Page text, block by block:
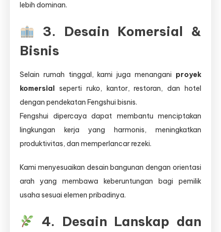
lebih dominan.
3. Desain Komersial &
Bisnis
Selain rumah tinggal, kami juga menangani proyek
komersial seperti ruko, kantor, restoran, dan hotel
dengan pendekatan Fengshui bisnis.
Fengshui dipercaya dapat membantu menciptakan
lingkungan kerja yang harmonis, meningkatkan
produktivitas, dan memperlancar rezeki.
Kami menyesuaikan desain bangunan dengan orientasi
arah yang membawa keberuntungan bagi pemilik
usaha sesuai elemen pribadinya.
4. Desain Lanskap dan